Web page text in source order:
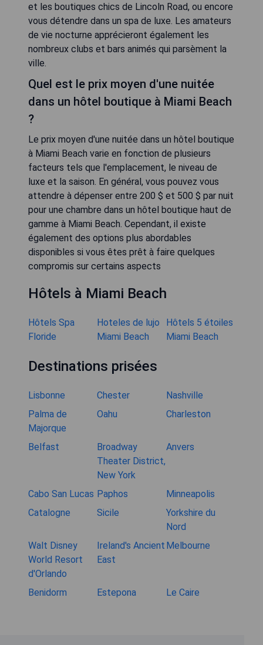
et les boutiques chics de Lincoln Road, ou encore
vous détendre dans un spa de luxe. Les amateurs
de vie nocturne apprécieront également les
nombreux clubs et bars animés qui parsèment la
ville.
Quel est le prix moyen d'une nuitée
dans un hôtel boutique à Miami Beach
?
Le prix moyen d'une nuitée dans un hôtel boutique
à Miami Beach varie en fonction de plusieurs
facteurs tels que l'emplacement, le niveau de
luxe et la saison. En général, vous pouvez vous
attendre à dépenser entre 200 $ et 500 $ par nuit
pour une chambre dans un hôtel boutique haut de
gamme à Miami Beach. Cependant, il existe
également des options plus abordables
disponibles si vous êtes prêt à faire quelques
compromis sur certains aspects
Hôtels à Miami Beach
Hôtels Spa
Floride
Hoteles de lujo
Miami Beach
Hôtels 5 étoiles
Miami Beach
Destinations prisées
Lisbonne Chester
Nashville
Palma de
Majorque
Oahu Charleston
Belfast
Broadway
Theater District,
New York
Anvers
Cabo San Lucas Paphos
Minneapolis
Catalogne
Sicile
Yorkshire du
Nord
Walt Disney
World Resort
d'Orlando
Ireland's Ancient
East
Melbourne
Benidorm Estepona Le Caire